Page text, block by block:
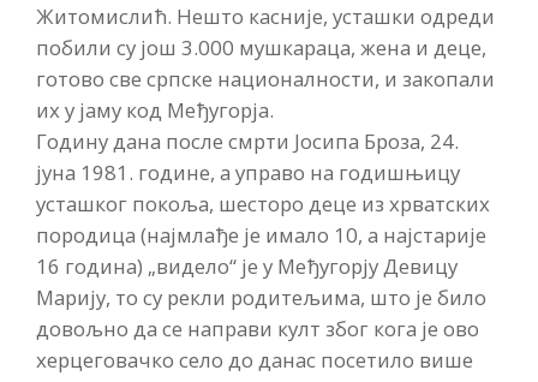
Житомислић. Нешто касније, усташки одреди
побили су још 3.000 мушкараца, жена и деце,
готово све српске националности, и закопали
их у јаму код Међугорја.
Годину дана после смрти Јосипа Броза, 24.
јуна 1981. године, а управо на годишњицу
усташког покоља, шесторо деце из хрватских
породица (најмлађе је имало 10, а најстарије
16 година) „видело“ је у Међугорју Девицу
Марију, то су рекли родитељима, што је било
довољно да се направи култ због кога је ово
херцеговачко село до данас посетило више